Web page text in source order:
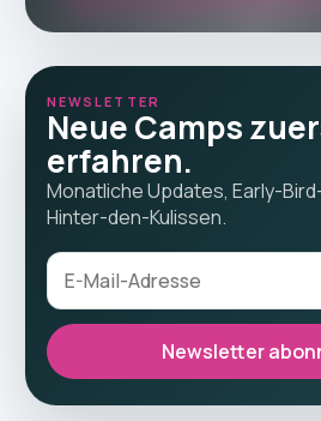
NEWSLETTER
Neue Camps
erfahren.
Monatliche Updates, Early-
Hinter-den-Kulissen.
Newsletter